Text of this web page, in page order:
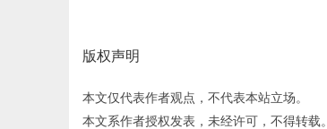
版权声明
本文仅代表作者观点，不代表本站立场。
本文系作者授权发表，未经许可，不得转载。